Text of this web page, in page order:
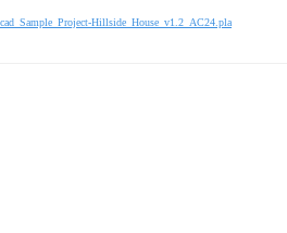
Hillside_House_v1.2_AC24.pla